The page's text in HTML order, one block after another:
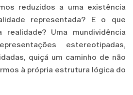
reduzidos a uma existência
representada? E o que
Uma mundividência
estereotipadas,
quiçá um caminho de não
à própria estrutura lógica do